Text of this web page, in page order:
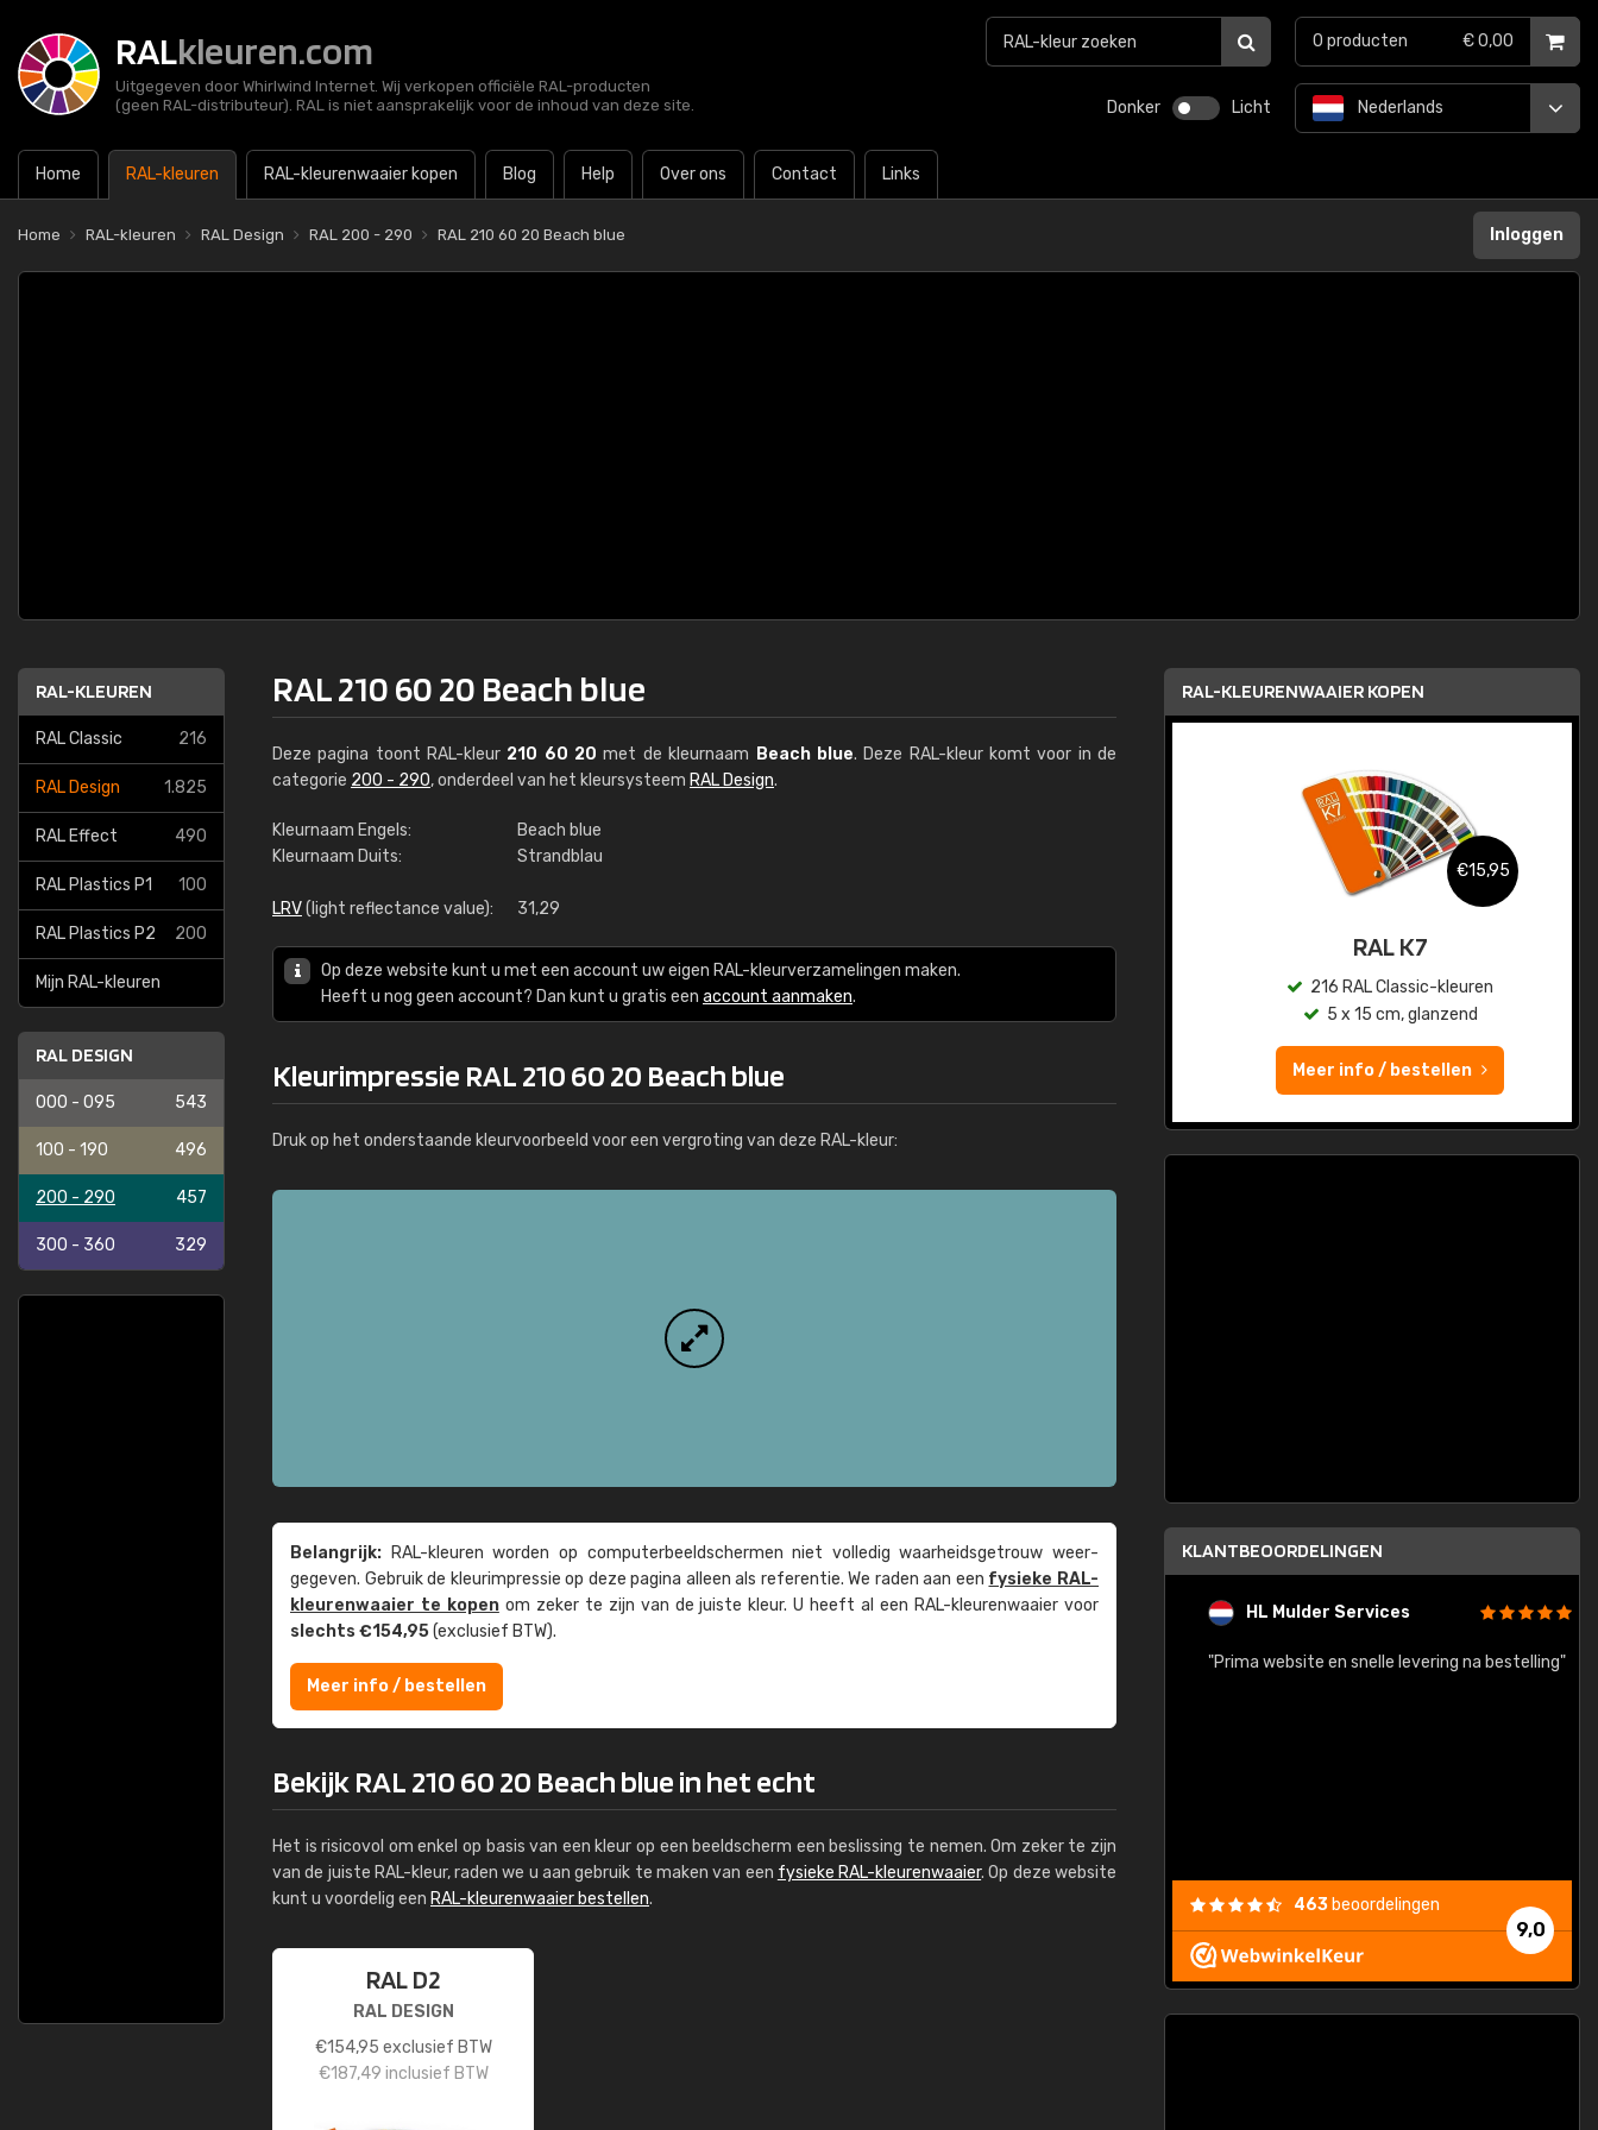
RALkleuren.com
Uitgegeven door Whirlwind Internet. Wij verkopen officiële RAL-producten
(geen RAL-distributeur). RAL is niet aansprakelijk voor de inhoud van deze site.
Donker Licht
Home RAL-kleuren RAL-kleurenwaaier kopen Blog Help Over ons Contact Links
Nederlands
0 producten € 0,00
Home RAL-kleuren RAL Design RAL 200 - 290 RAL 210 60 20 Beach blue Inloggen
RAL-KLEUREN
RAL Classic 216
RAL Design 1.825
RAL Effect 490
RAL Plastics P1 100
RAL Plastics P2 200
Mijn RAL-kleuren
RAL DESIGN
000 - 095 543
100 - 190 496
200 - 290 457
300 - 360 329
RAL 210 60 20 Beach blue
Deze pagina toont RAL-kleur 210 60 20 met de kleurnaam Beach blue. Deze RAL-kleur komt voor in de
categorie 200 - 290, onderdeel van het kleursysteem RAL Design.
Kleurnaam Engels:
Beach blue
Kleurnaam Duits:
Strandblau
LRV(light reflectance value): 31,29
Op deze website kunt u met een account uw eigen RAL-kleurverzamelingen maken.
Heeft u nog geen account? Dan kunt u gratis een account aanmaken.
Kleurimpressie RAL 210 60 20 Beach blue
Druk op het onderstaande kleurvoorbeeld voor een vergroting van deze RAL-kleur:
Belangrijk: RAL-kleuren worden op computer­beeld­schermen niet volledig waarheids­­getrouw weer­
gegeven. Gebruik de kleur­impressie op deze pagina alleen als referentie. We raden aan een fysieke RAL-
kleuren­waaier te kopenom zeker te zijn van de juiste kleur. U heeft al een RAL-kleuren­waaier voor
slechts €154,95(exclusief BTW).
Meer info / bestellen
Bekijk RAL 210 60 20 Beach blue in het echt
Het is risicovol om enkel op basis van een kleur op een beeldscherm een beslissing te nemen. Om zeker te zijn
van de juiste RAL-kleur, raden we u aan gebruik te maken van een fysieke RAL-kleurenwaaier. Op deze website
kunt u voordelig een RAL-kleurenwaaier bestellen.
RAL D2
RAL DESIGN
€154,95 exclusief BTW
€187,49 inclusief BTW
RAL-KLEURENWAAIER KOPEN
RAL K7 op waterbasis
€15,95
RAL K7
216 RAL Classic-kleuren
5 x 15 cm, glanzend
Meer info / bestellen
KLANTBEOORDELINGEN
Kambier BV HL Mulder Services
"Prima website en snelle levering na bestelling"
9,0
463 beoordelingen